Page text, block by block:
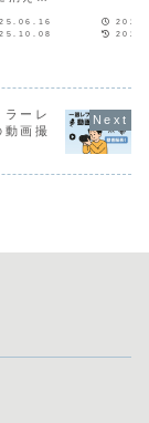
の記事
タが“消
べてミラー
レスカメラ
現場での充
夫、さらに
影で必須の
持ち込みモ
バッテリー
ラーレ
動画撮